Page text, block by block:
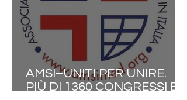
AMSI–UNITI PER UNIRE.
PIÙ DI 1360 CONGRESSI E